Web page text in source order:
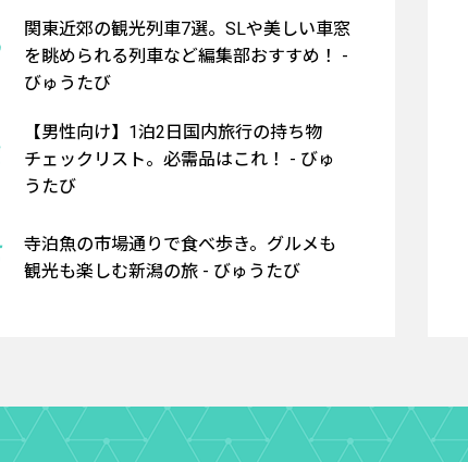
関東近郊の観光列車7選。SLや美しい車窓
を眺められる列車など編集部おすすめ！ -
びゅうたび
【男性向け】1泊2日国内旅行の持ち物
チェックリスト。必需品はこれ！ - びゅ
うたび
寺泊魚の市場通りで食べ歩き。グルメも
観光も楽しむ新潟の旅 - びゅうたび